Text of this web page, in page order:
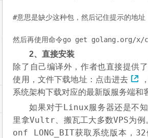
#意思是缺少这种包，然后记住提示的
然后再使用命令go get
2、直接安装
除了自己编译外，作者也直接提供
使用，文件下载地址： 点击进去
系统架构下载对应的最新版服务端和
如果对于Linux服务器还是不
里拿Vultr 、搬瓦工大多数VPS为例
onf LONG_BIT获取系统版本， 32